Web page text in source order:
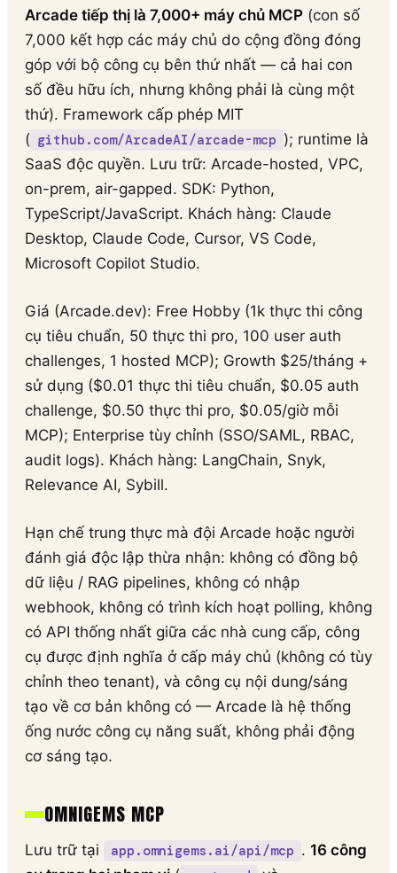
Arcade tiếp thị là 7,000+ máy chủ MCP (con số
7,000 kết hợp các máy chủ do cộng đồng đóng
góp với bộ công cụ bên thứ nhất — cả hai con
số đều hữu ích, nhưng không phải là cùng một
thứ). Framework cấp phép MIT
( github.com/ArcadeAI/arcade-mcp ); runtime là
SaaS độc quyền. Lưu trữ: Arcade-hosted, VPC,
on-prem, air-gapped. SDK: Python,
TypeScript/JavaScript. Khách hàng: Claude
Desktop, Claude Code, Cursor, VS Code,
Microsoft Copilot Studio.
Giá (Arcade.dev): Free Hobby (1k thực thi công
cụ tiêu chuẩn, 50 thực thi pro, 100 user auth
challenges, 1 hosted MCP); Growth $25/tháng +
sử dụng ($0.01 thực thi tiêu chuẩn, $0.05 auth
challenge, $0.50 thực thi pro, $0.05/giờ mỗi
MCP); Enterprise tùy chỉnh (SSO/SAML, RBAC,
audit logs). Khách hàng: LangChain, Snyk,
Relevance AI, Sybill.
Hạn chế trung thực mà đội Arcade hoặc người
đánh giá độc lập thừa nhận: không có đồng bộ
dữ liệu / RAG pipelines, không có nhập
webhook, không có trình kích hoạt polling, không
có API thống nhất giữa các nhà cung cấp, công
cụ được định nghĩa ở cấp máy chủ (không có tùy
chỉnh theo tenant), và công cụ nội dung/sáng
tạo về cơ bản không có — Arcade là hệ thống
ống nước công cụ năng suất, không phải động
cơ sáng tạo.
OMNIGEMS MCP
Lưu trữ tại app.omnigems.ai/api/mcp . 16 công